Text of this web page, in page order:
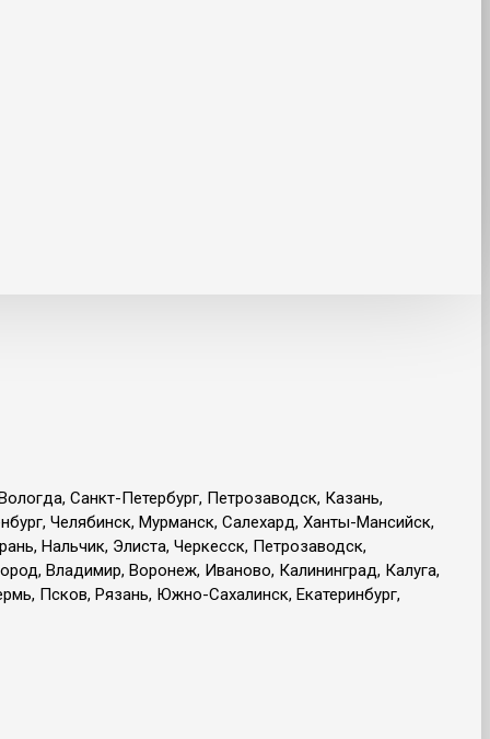
Санкт-Петербург, Петрозаводск, Казань,
Челябинск, Мурманск, Салехард, Ханты-Мансийск,
Нальчик, Элиста, Черкесск, Петрозаводск,
Владимир, Воронеж, Иваново, Калининград, Калуга,
Псков, Рязань, Южно-Сахалинск, Екатеринбург,